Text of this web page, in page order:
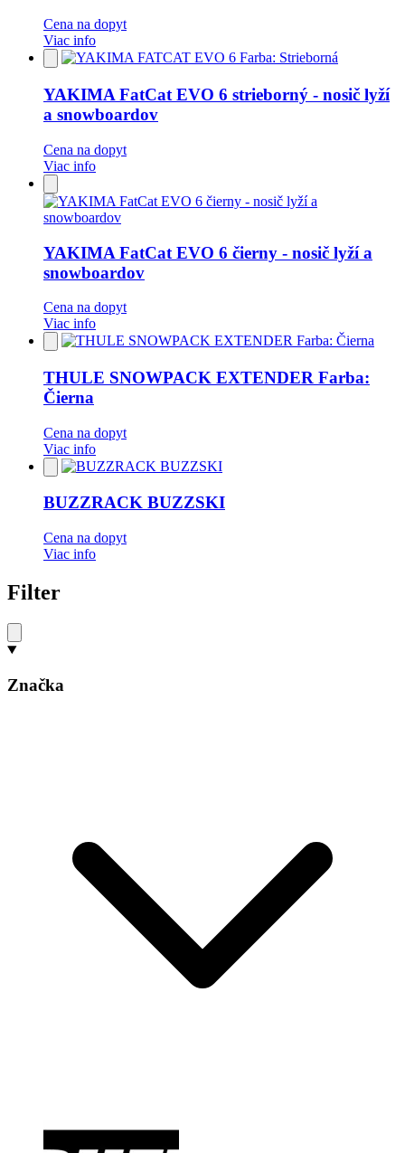
Cena na dopyt
Viac info
Pridať
do
YAKIMA FatCat EVO 6 strieborný - nosič lyží
a snowboardov
Cena na dopyt
Viac info
do
obľúbených
YAKIMA FatCat EVO 6 čierny - nosič lyží a
snowboardov
Cena na dopyt
Viac info
Pridať
do
THULE SNOWPACK EXTENDER Farba:
Čierna
Cena na dopyt
Viac info
Pridať
do
BUZZRACK BUZZSKI
Cena na dopyt
Viac info
Filter
Značka